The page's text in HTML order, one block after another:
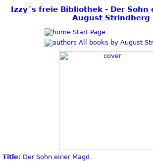
Izzy´s freie Bibliothek - Der Sohn
August Strindberg
Start Page
All books by August
Title: Der Sohn einer Magd